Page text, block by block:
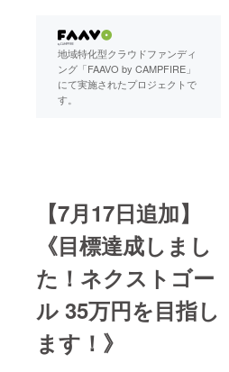
地域特化型クラウドファンディ
ング「FAAVO by CAMPFIRE」
にて実施されたプロジェクトで
す。
【7月17日追加】
《目標達成しまし
た！ネクストゴー
ル 35万円を目指し
ます！》